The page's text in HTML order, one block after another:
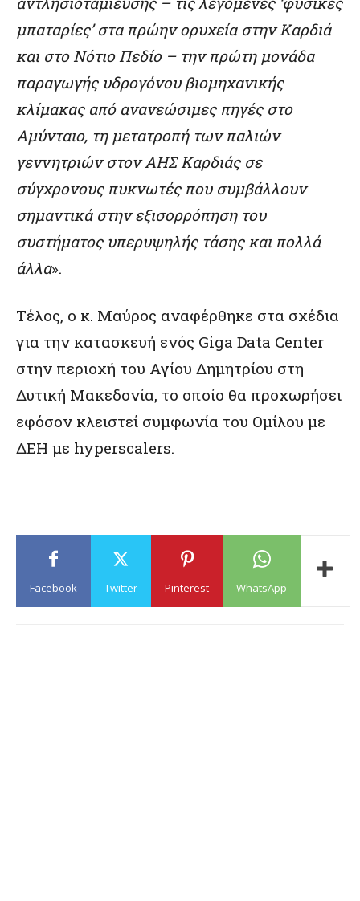
μπαταρίες’ στα πρώην ορυχεία στην Καρδιά
και στο Νότιο Πεδίο – την πρώτη μονάδα
παραγωγής υδρογόνου βιομηχανικής
κλίμακας από ανανεώσιμες πηγές στο
Αμύνταιο, τη μετατροπή των παλιών
γεννητριών στον ΑΗΣ Καρδιάς σε
σύγχρονους πυκνωτές που συμβάλλουν
σημαντικά στην εξισορρόπηση του
συστήματος υπερυψηλής τάσης και πολλά
άλλα».
Τέλος, ο κ. Μαύρος αναφέρθηκε στα σχέδια
για την κατασκευή ενός Giga Data Center
στην περιοχή του Αγίου Δημητρίου στη
Δυτική Μακεδονία, το οποίο θα προχωρήσει
εφόσον κλειστεί συμφωνία του Ομίλου με
ΔΕΗ με hyperscalers.
Facebook Twitter Pinterest WhatsApp